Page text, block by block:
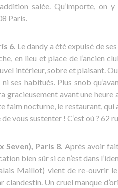
salée. Qu’importe, on
Paris.
6. Le dandy a été expulsé de
en lieu et place de l’ancien
intérieur, sobre et plaisant.
ni ses habitués. Plus snob
gracieusement avant une
faim nocturne, le restaurant,
de vous sustenter ! C’est où ? 62
Seven), Paris 8. Après avoir
bien sûr si ce n’est dans
Maillot) vient de re-ouvrir
clandestin. Un cruel manque